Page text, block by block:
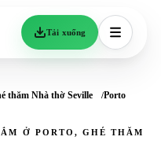
Tải xuống
thăm Nhà thờ Seville Porto
Ở PORTO, GHÉ THĂM